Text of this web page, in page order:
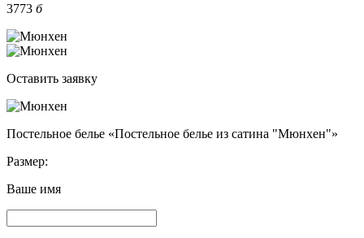
3773 б
Оставить заявку
Постельное белье «Постельное белье из сатина "Мюнхен"»
Размер:
Ваше имя